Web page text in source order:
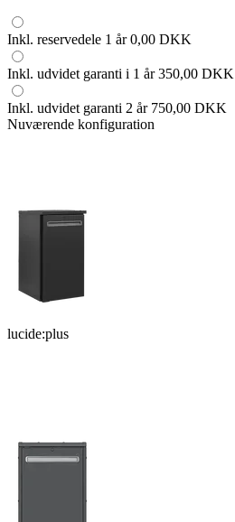
Inkl. reservedele 1 år0,00 DKK
Inkl. udvidet garanti i 1 år350,00 DKK
Inkl. udvidet garanti 2 år 750,00 DKK
Nuværende konfiguration
lucide:plus